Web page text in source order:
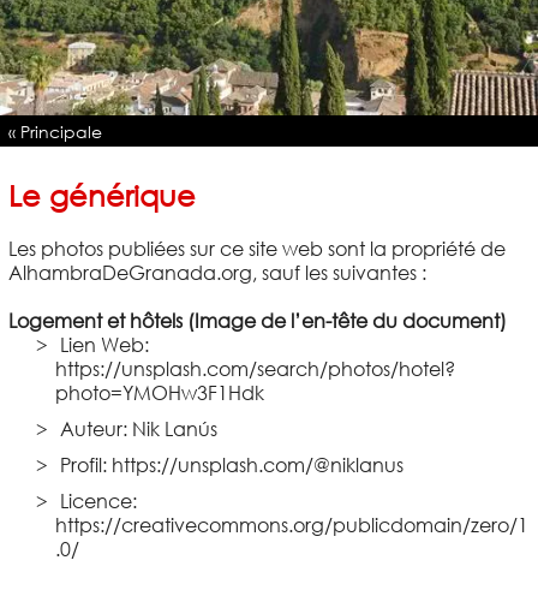
« Principale
Le générique
Les photos publiées sur ce site web sont la propriété de
AlhambraDeGranada.org, sauf les suivantes :
Logement et hôtels (Image de l’en-tête du document)
Lien Web:
https://unsplash.com/search/photos/hotel?
photo=YMOHw3F1Hdk
Auteur: Nik Lanús
Profil: https://unsplash.com/@niklanus
Licence:
https://creativecommons.org/publicdomain/zero/1
.0/